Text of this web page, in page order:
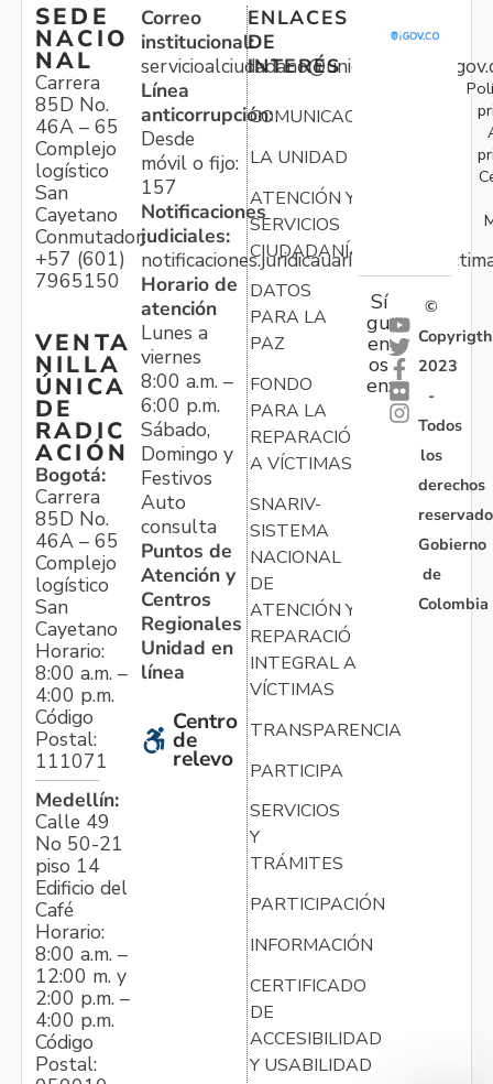
SEDE
NACIO
NAL
Carrera
85D No.
46A – 65
Complejo
logístico
San
Cayetano
Conmutador:
+57 (601)
7965150
VENTA
NILLA
ÚNICA
DE
RADIC
ACIÓN
Bogotá:
Carrera
85D No.
46A – 65
Complejo
logístico
San
Cayetano
Horario:
8:00 a.m. –
4:00 p.m.
Código
Postal:
111071
Medellín:
Calle 49
No 50-21
piso 14
Edificio del
Café
Horario:
8:00 a.m. –
12:00 m. y
2:00 p.m. –
4:00 p.m.
Código
Postal:
Correo
institucional:
Línea
anticorrupción:
Desde
móvil o fijo:
157
Notificaciones
judiciales:
Horario de
atención
Lunes a
viernes
8:00 a.m. –
6:00 p.m.
Sábado,
Domingo y
Festivos
Auto
consulta
Puntos de
Atención y
Centros
Regionales
Unidad en
línea
Centro
de
relevo
ENLACES
DE
INTERÉS
COMUNICACIONES
LA UNIDAD
ATENCIÓN Y
SERVICIOS
CIUDADANÍA
DATOS
PARA LA
PAZ
FONDO
PARA LA
REPARACIÓN
A VÍCTIMAS
SNARIV-
SISTEMA
NACIONAL
DE
ATENCIÓN Y
REPARACIÓN
INTEGRAL A
VÍCTIMAS
TRANSPARENCIA
PARTICIPA
SERVICIOS
Y
TRÁMITES
PARTICIPACIÓN
INFORMACIÓN
CERTIFICADO
DE
ACCESIBILIDAD
Y USABILIDAD
Sí
gu
en
os
en:
©
Copyrigth
2023
-
Todos
los
derechos
Gobierno
de
Colombia